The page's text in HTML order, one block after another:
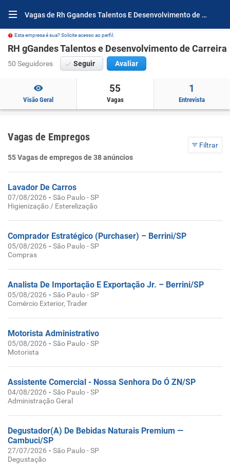
Vagas de Rh Ggandes Talentos E Desenvolvimento de carreira
Esta empresa é sua? Solicite acesso ao perfil.
RH gGandes Talentos e Desenvolvimento de Carreira
50 Seguidores Seguir Avaliar
Visão Geral
55
Vagas
1
Entrevista
Vagas de Empregos
Filtrar
55 Vagas de empregos de 38 anúncios
Lavador De Carros
07/08/2026 -São Paulo - SP
Higienização / Esterelização
Comprador Estratégico (Purchaser) – Berrini/SP
05/08/2026 -São Paulo - SP
Compras
Analista De Importação E Exportação Jr. – Berrini/SP
05/08/2026 -São Paulo - SP
Comércio Exterior, Trader
Motorista Administrativo
05/08/2026 -São Paulo - SP
Motorista
Assistente Comercial - Nossa Senhora Do Ó ZN/SP
04/08/2026 -São Paulo - SP
Administração Geral
Degustador(A) De Bebidas Naturais Premium —
Cambuci/SP
27/07/2026 -São Paulo - SP
Degustação